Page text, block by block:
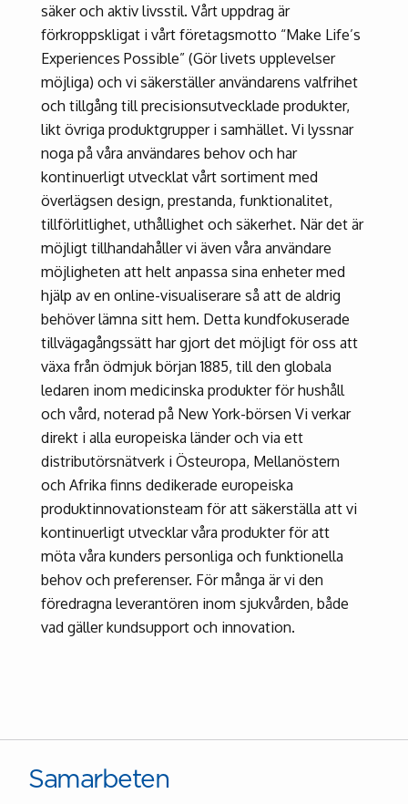
säker och aktiv livsstil. Vårt uppdrag är
förkroppskligat i vårt företagsmotto “Make Life’s
Experiences Possible” (Gör livets upplevelser
möjliga) och vi säkerställer användarens valfrihet
och tillgång till precisionsutvecklade produkter,
likt övriga produktgrupper i samhället. Vi lyssnar
noga på våra användares behov och har
kontinuerligt utvecklat vårt sortiment med
överlägsen design, prestanda, funktionalitet,
tillförlitlighet, uthållighet och säkerhet. När det är
möjligt tillhandahåller vi även våra användare
möjligheten att helt anpassa sina enheter med
hjälp av en online-visualiserare så att de aldrig
behöver lämna sitt hem. Detta kundfokuserade
tillvägagångssätt har gjort det möjligt för oss att
växa från ödmjuk början 1885, till den globala
ledaren inom medicinska produkter för hushåll
och vård, noterad på New York-börsen Vi verkar
direkt i alla europeiska länder och via ett
distributörsnätverk i Östeuropa, Mellanöstern
och Afrika finns dedikerade europeiska
produktinnovationsteam för att säkerställa att vi
kontinuerligt utvecklar våra produkter för att
möta våra kunders personliga och funktionella
behov och preferenser. För många är vi den
föredragna leverantören inom sjukvården, både
vad gäller kundsupport och innovation.
Samarbeten